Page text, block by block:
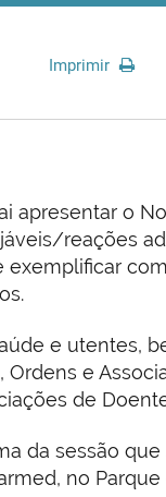
Imprimir
apresentar o
reações
e utentes,
e
de
da sessão
no